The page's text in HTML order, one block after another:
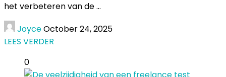
het verbeteren van de ...
JoyceOctober 24, 2025
LEES VERDER
0